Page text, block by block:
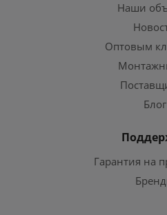
Наши
Оптовым
Блог
Гарантия на